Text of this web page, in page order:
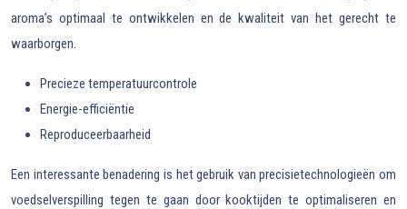
aroma’s optimaal te ontwikkelen en de kwaliteit van het gerecht te
waarborgen.
Precieze temperatuurcontrole
Energie-efficiëntie
Reproduceerbaarheid
Een interessante benadering is het gebruik van precisietechnologieën om
voedselverspilling tegen te gaan door kooktijden te optimaliseren en